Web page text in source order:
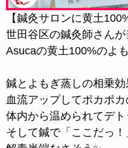
【鍼灸サロンに黄土
世田谷区の鍼灸師さんが
Asucaの黄土100%のよ
鍼とよもぎ蒸しの相乗効
血流アップしてポカポカ
体内から温められてデト
そして鍼で「ここだっ